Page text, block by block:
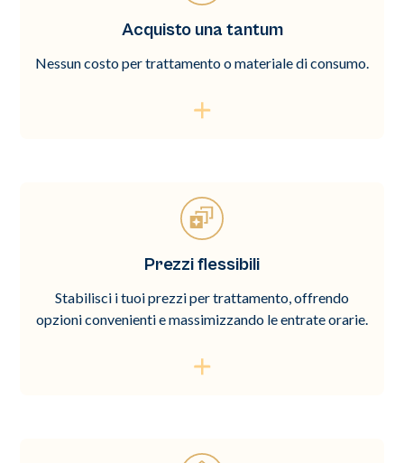
Acquisto una tantum
Nessun costo per trattamento o materiale di consumo.
Prezzi flessibili
Stabilisci i tuoi prezzi per trattamento, offrendo
opzioni convenienti e massimizzando le entrate orarie.